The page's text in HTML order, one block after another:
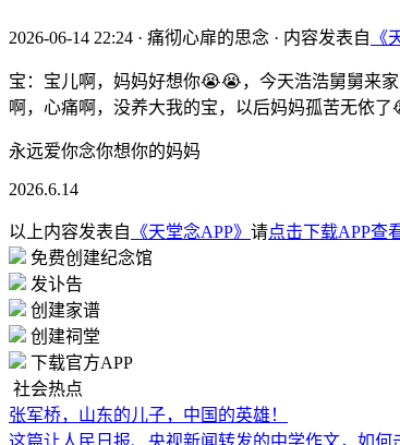
2026-06-14 22:24 · 痛彻心扉的思念 · 内容发表自 《
宝：宝儿啊，妈妈好想你😭😭，今天浩浩舅舅来
啊，心痛啊，没养大我的宝，以后妈妈孤苦无依
永远爱你念你想你的妈妈
2026.6.14
以上内容发表自 《天堂念APP》 请点击下载APP查
免费创建纪念馆
发讣告
创建家谱
创建祠堂
下载官方APP
社会热点
张军桥，山东的儿子，中国的英雄！
这篇让人民日报、央视新闻转发的中学作文，如